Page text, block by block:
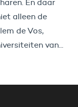
En daar
alleen de
de Vos,
van...